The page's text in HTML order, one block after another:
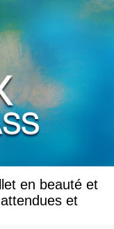
en beauté et
et